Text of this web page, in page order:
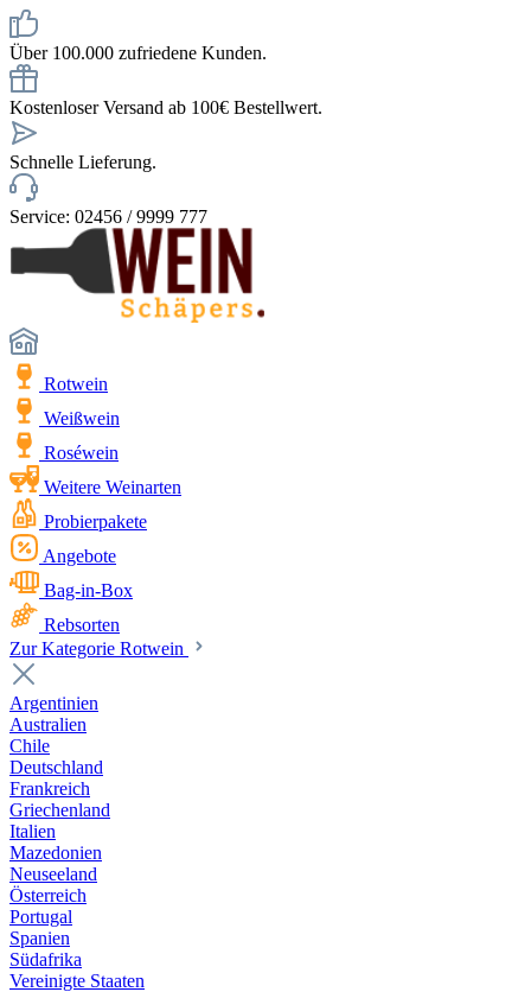
Über 100.000 zufriedene Kunden.
Kostenloser Versand ab 100€ Bestellwert.
Schnelle Lieferung.
Service: 02456 / 9999 777
Rotwein
Weißwein
Roséwein
Weitere Weinarten
Probierpakete
Angebote
Bag-in-Box
Rebsorten
Zur Kategorie Rotwein
Argentinien
Australien
Chile
Deutschland
Frankreich
Griechenland
Italien
Mazedonien
Neuseeland
Österreich
Portugal
Spanien
Südafrika
Vereinigte Staaten